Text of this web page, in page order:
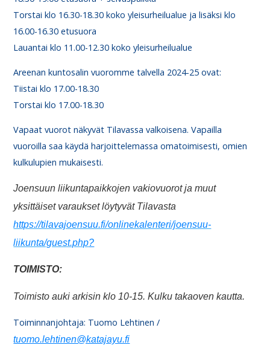
Torstai klo 16.30-18.30 koko yleisurheilualue ja lisäksi klo
16.00-16.30 etusuora
Lauantai klo 11.00-12.30 koko yleisurheilualue
Areenan kuntosalin vuoromme talvella 2024-25 ovat:
Tiistai klo 17.00-18.30
Torstai klo 17.00-18.30
Vapaat vuorot näkyvät Tilavassa valkoisena. Vapailla
vuoroilla saa käydä harjoittelemassa omatoimisesti, omien
kulkulupien mukaisesti.
Joensuun liikuntapaikkojen vakiovuorot ja muut
yksittäiset varaukset löytyvät Tilavasta
https://tilavajoensuu.fi/onlinekalenteri/joensuu-
liikunta/guest.php?
TOIMISTO:
Toimisto auki arkisin klo 10-15. Kulku takaoven kautta.
Toiminnanjohtaja: Tuomo Lehtinen /
tuomo.lehtinen@katajayu.fi